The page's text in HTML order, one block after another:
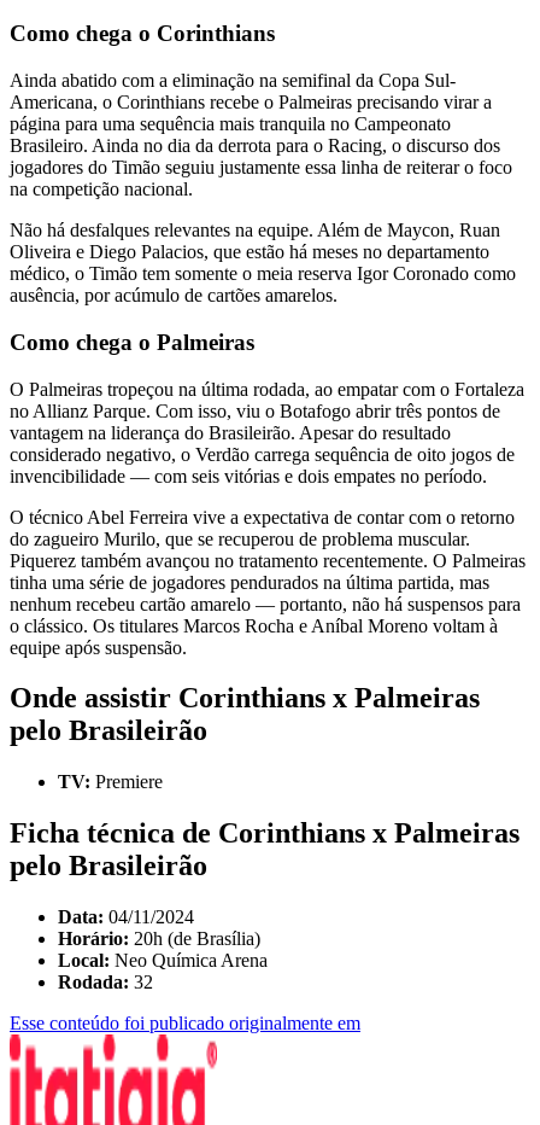
Como chega o Corinthians
Ainda abatido com a eliminação na semifinal da Copa Sul-
Americana, o Corinthians recebe o Palmeiras precisando virar a
página para uma sequência mais tranquila no Campeonato
Brasileiro. Ainda no dia da derrota para o Racing, o discurso dos
jogadores do Timão seguiu justamente essa linha de reiterar o foco
na competição nacional.
Não há desfalques relevantes na equipe. Além de Maycon, Ruan
Oliveira e Diego Palacios, que estão há meses no departamento
médico, o Timão tem somente o meia reserva Igor Coronado como
ausência, por acúmulo de cartões amarelos.
Como chega o Palmeiras
O Palmeiras tropeçou na última rodada, ao empatar com o Fortaleza
no Allianz Parque. Com isso, viu o Botafogo abrir três pontos de
vantagem na liderança do Brasileirão. Apesar do resultado
considerado negativo, o Verdão carrega sequência de oito jogos de
invencibilidade — com seis vitórias e dois empates no período.
O técnico Abel Ferreira vive a expectativa de contar com o retorno
do zagueiro Murilo, que se recuperou de problema muscular.
Piquerez também avançou no tratamento recentemente. O Palmeiras
tinha uma série de jogadores pendurados na última partida, mas
nenhum recebeu cartão amarelo — portanto, não há suspensos para
o clássico. Os titulares Marcos Rocha e Aníbal Moreno voltam à
equipe após suspensão.
Onde assistir Corinthians x Palmeiras
pelo Brasileirão
TV: Premiere
Ficha técnica de Corinthians x Palmeiras
pelo Brasileirão
Data: 04/11/2024
Horário: 20h (de Brasília)
Local: Neo Química Arena
Rodada: 32
Esse conteúdo foi publicado originalmente em